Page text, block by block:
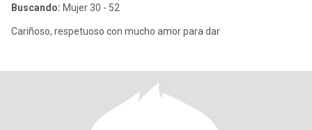
Buscando: Mujer 30 - 52
Cariñoso, respetuoso con mucho amor para dar